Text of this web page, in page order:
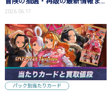
とめ
2026.06.17
パック別当たりカード